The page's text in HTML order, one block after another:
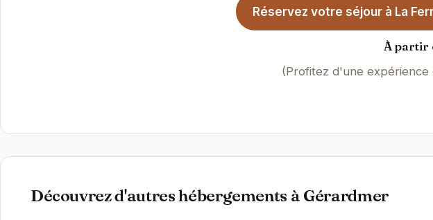
Réservez votre séjour à La
À partir
(Profitez d'une expérience
Découvrez d'autres hébergements à Gérardmer